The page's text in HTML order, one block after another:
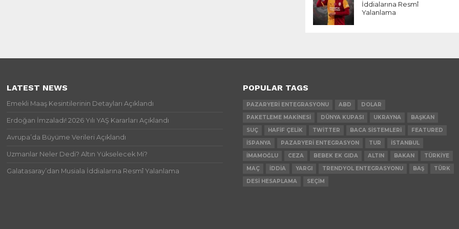
İddialarına Resmî
Yalanlama
LATEST NEWS
Emekli Maaş Kesintilerinin Detayları Açıklandı
Erdoğan İmzaladı! 2026 Yılı YAŞ Kararları Açıklandı
Avrupa’da Büyüme Verileri Açıklandı
Uzmanlar Neler Dedi? Altın Yükselecek Mi?
Galatasaray’dan Musiala İddialarına Resmî Yalanlama
POPULAR TAGS
PAZARYERI ENTEGRASYONU ABD
DOLAR
PAKETLEME MAKINESI
DÜNYA KUPASI UKRAYNA
BAŞKAN
SUÇ
HAFIF ÇELIK TWITTER BACA SISTEMLERI
FEATURED
İSPANYA
PAZARYERI ENTEGRASYON TUR
İSTANBUL
İMAMOĞLU
CEZA BEBEK EK GIDA ALTIN BAKAN
TÜRKIYE
MAÇ
İDDIA YARGI TRENDYOL ENTEGRASYONU BAŞ
TÜRK
DESI HESAPLAMA
SEÇIM